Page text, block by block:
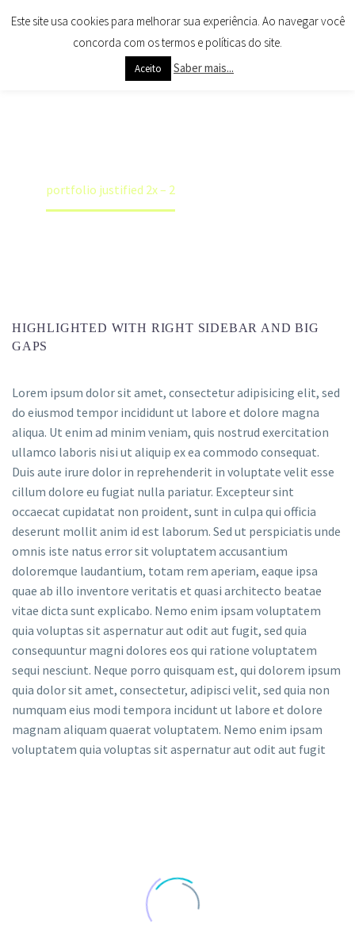
PORTFOLIO
portfolio justified 2x – 2
HIGHLIGHTED WITH RIGHT SIDEBAR AND BIG
GAPS
Lorem ipsum dolor sit amet, consectetur adipisicing elit, sed
do eiusmod tempor incididunt ut labore et dolore magna
aliqua. Ut enim ad minim veniam, quis nostrud exercitation
ullamco laboris nisi ut aliquip ex ea commodo consequat.
Duis aute irure dolor in reprehenderit in voluptate velit esse
cillum dolore eu fugiat nulla pariatur. Excepteur sint
occaecat cupidatat non proident, sunt in culpa qui officia
deserunt mollit anim id est laborum. Sed ut perspiciatis unde
omnis iste natus error sit voluptatem accusantium
doloremque laudantium, totam rem aperiam, eaque ipsa
quae ab illo inventore veritatis et quasi architecto beatae
vitae dicta sunt explicabo. Nemo enim ipsam voluptatem
quia voluptas sit aspernatur aut odit aut fugit, sed quia
consequuntur magni dolores eos qui ratione voluptatem
sequi nesciunt. Neque porro quisquam est, qui dolorem ipsum
quia dolor sit amet, consectetur, adipisci velit, sed quia non
numquam eius modi tempora incidunt ut labore et dolore
magnam aliquam quaerat voluptatem. Nemo enim ipsam
voluptatem quia voluptas sit aspernatur aut odit aut fugit
Este site usa cookies para melhorar sua experiência. Ao navegar você
concorda com os termos e políticas do site.
Aceito Saber mais...